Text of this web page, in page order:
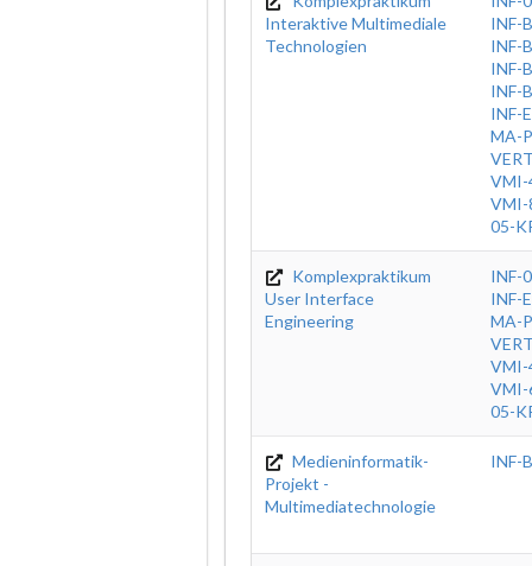
Interaktive Multimediale
Technologien
INF-
INF-
INF-
INF-
INF-
MA-
VMI-
VMI-
05-
Komplexpraktikum
User Interface
Engineering
INF-
INF-
MA-
VMI-
VMI-
05-
Medieninformatik-
Projekt -
Multimediatechnologie
INF-